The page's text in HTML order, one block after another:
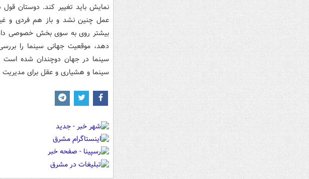
نمایش باید تغییر کند. دوستان
عمل چنین نشد و باز هم فردی و
بیشتر روی به سوی بخش خصوصی
دهد، موقعیت جهانی سینما را
سینما در جهان دوچندان شده است
سینما و هشیاری و عقل برای